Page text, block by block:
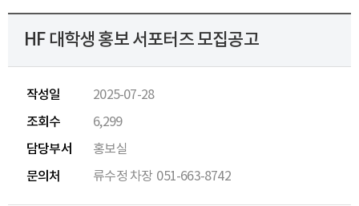
HF 대학생 홍보 서포터즈 모집공고
작성일
2025-07-28
조회수
6,299
담당부서
홍보실
문의처
류수정 차장 051-663-8742